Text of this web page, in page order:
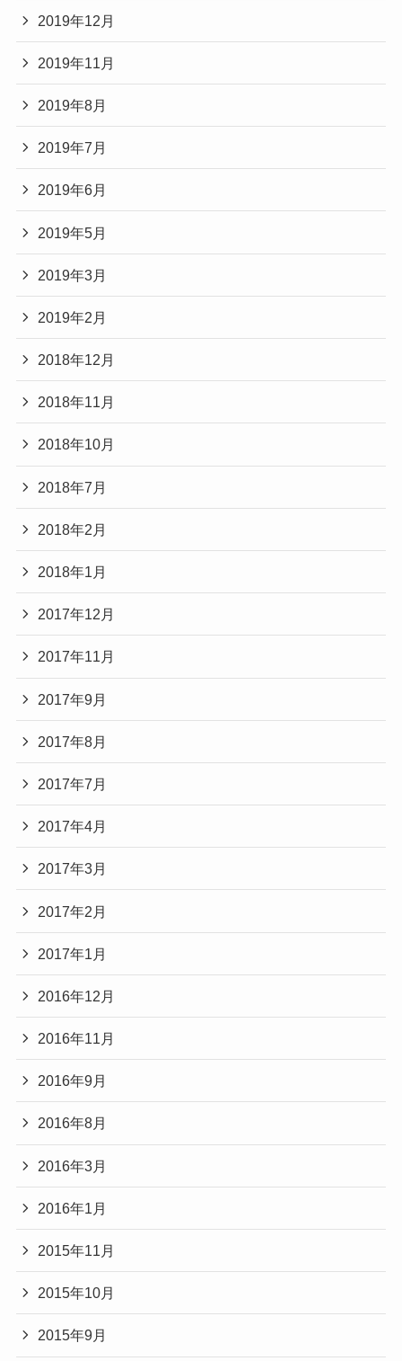
2019年12月
2019年11月
2019年8月
2019年7月
2019年6月
2019年5月
2019年3月
2019年2月
2018年12月
2018年11月
2018年10月
2018年7月
2018年2月
2018年1月
2017年12月
2017年11月
2017年9月
2017年8月
2017年7月
2017年4月
2017年3月
2017年2月
2017年1月
2016年12月
2016年11月
2016年9月
2016年8月
2016年3月
2016年1月
2015年11月
2015年10月
2015年9月